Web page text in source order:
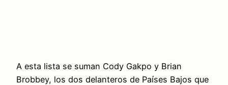
A esta lista se suman Cody Gakpo y Brian
Brobbey, los dos delanteros de Países Bajos que